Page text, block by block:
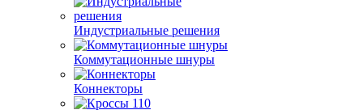
Индустриальные решения
Коммутационные шнуры
Коннекторы